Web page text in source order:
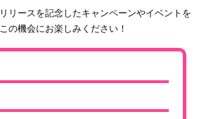
リースを記念したキャンペーンやイベントを
の機会にお楽しみください！